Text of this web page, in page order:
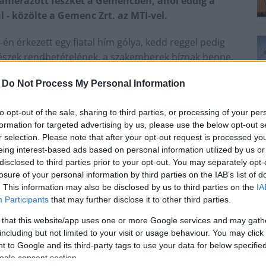
Do Not Process My Personal Information
opt-out of the sale, sharing to third parties, or processing of your
for targeted advertising by us, please use the below opt-out
selection. Please note that after your opt-out request is processed
interest-based ads based on personal information utilized by us
to third parties prior to your opt-out. You may separately
of your personal information by third parties on the IAB’s list of
This information may also be disclosed by us to third parties on the
Participants that may further disclose it to other third parties.
that this website/app uses one or more Google services and may
but not limited to your visit or usage behaviour. You may
to Google and its third-party tags to use your data for below
consent section.
közölte a Gemenc Zrt. az MTI-vel.
érkezett egy fiatal hím gólya, kedd reggel pedig
rendbetételének, a szakemberek bíznak benne,
Park, valamint a Magyar Madártani és
már hatodik éve folyik tudományos
a kezdetek óta egy pár - Tóbiás és Sára -
is várják az erdészek, ornitológusok, a nemzeti
az a lehetőség is, hogy Tóbiás elvesztette a
megfigyelők csőrének jellegzetes alakja alapján
a szakembereknek nyújt fontos
partnerek természetvédelmi
több százezer alkalommal tekintették meg az